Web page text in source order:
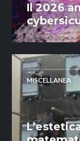
Il 2026
MISCELLANEA